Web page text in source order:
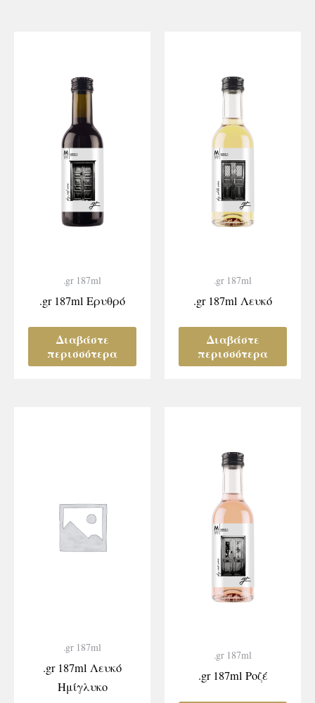
.gr 187ml
.gr 187ml Ερυθρό
Διαβάστε
περισσότερα
.gr 187ml
.gr 187ml Λευκό
Διαβάστε
περισσότερα
.gr 187ml
.gr 187ml Λευκό
Ημίγλυκο
.gr 187ml
.gr 187ml Ροζέ